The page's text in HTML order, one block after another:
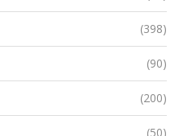
(398)
(90)
(200)
(50)